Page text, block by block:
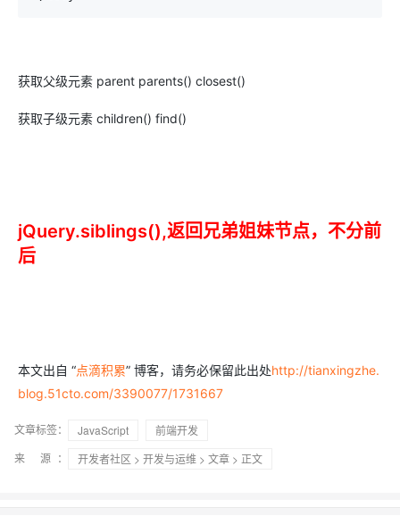
获取父级元素 parent parents() closest()
获取子级元素 children() find()
jQuery.siblings(),返回兄弟姐妹节点，不分前
后
本文出自 “点滴积累” 博客，请务必保留此出处http://tianxingzhe.
blog.51cto.com/3390077/1731667
文章标签： JavaScript
前端开发
来 源：
开发者社区 > 开发与运维 > 文章 > 正文